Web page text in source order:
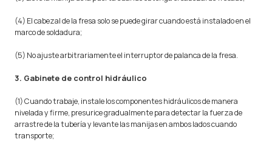
(4) El cabezal de la fresa solo se puede girar cuando está instalado en el
marco de soldadura;
(5) No ajuste arbitrariamente el interruptor de palanca de la fresa.
3. Gabinete de control hidráulico
(1) Cuando trabaje, instale los componentes hidráulicos de manera
nivelada y firme, presurice gradualmente para detectar la fuerza de
arrastre de la tubería y levante las manijas en ambos lados cuando
transporte;